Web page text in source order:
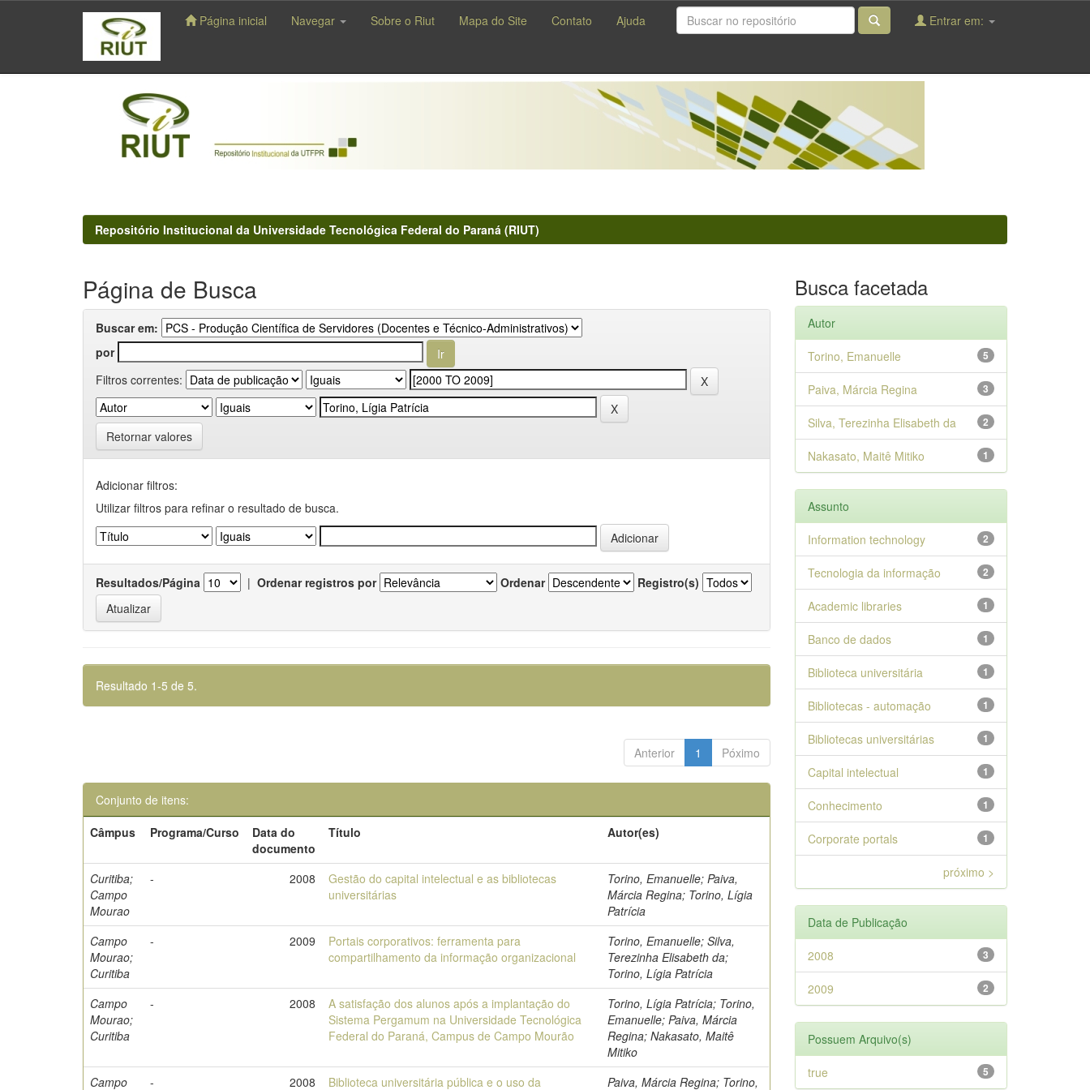
navigation
Página inicial Navegar Sobre o Riut Mapa do Site Contato Ajuda Entrar em:
Repositório Institucional da Universidade Tecnológica Federal do Paraná (RIUT)
Página de Busca
Buscar em:
por
Filtros correntes:
Retornar valores
Adicionar filtros:
Utilizar filtros para refinar o resultado de busca.
Resultados/Página | Ordenar registros por Ordenar Registro(s)
Resultado 1-5 de 5.
Anterior 1 Póximo
Conjunto de itens:
Câmpus
Programa/Curso
Data do
documento
Título Autor(es)
Curitiba;
Campo
Mourao
- 2008
Gestão do capital intelectual e as bibliotecas
universitárias
Torino, Emanuelle; Paiva,
Márcia Regina; Torino, Lígia
Patrícia
Campo
Mourao;
Curitiba
- 2009
Portais corporativos: ferramenta para
compartilhamento da informação organizacional
Torino, Emanuelle; Silva,
Terezinha Elisabeth da;
Torino, Lígia Patrícia
Campo
Mourao;
Curitiba
- 2008
A satisfação dos alunos após a implantação do
Sistema Pergamum na Universidade Tecnológica
Federal do Paraná, Campus de Campo Mourão
Torino, Lígia Patrícia; Torino,
Emanuelle; Paiva, Márcia
Regina; Nakasato, Maitê
Mitiko
Campo
- 2008 Biblioteca universitária pública e o uso da Paiva, Márcia Regina; Torino,
Busca facetada
Autor
5
Torino, Emanuelle
3
Paiva, Márcia Regina
2
Silva, Terezinha Elisabeth da
1
Nakasato, Maitê Mitiko
Assunto
2
Information technology
2
Tecnologia da informação
1
Academic libraries
1
Banco de dados
1
Biblioteca universitária
1
Bibliotecas - automação
1
Bibliotecas universitárias
1
Capital intelectual
1
Conhecimento
1
Corporate portals
próximo >
Data de Publicação
3
2008
2
2009
Possuem Arquivo(s)
5
true